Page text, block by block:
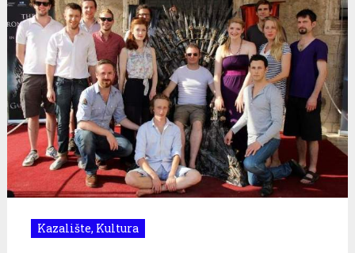
Kazalište, Kultura